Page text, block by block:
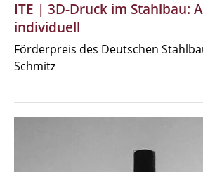
ITE | 3D-Druck im Stahlbau:
individuell
Förderpreis des Deutschen
Schmitz